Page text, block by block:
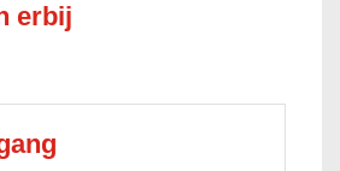
erbij